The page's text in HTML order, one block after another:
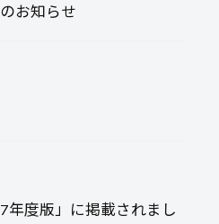
お知らせ
年度版」に掲載されまし